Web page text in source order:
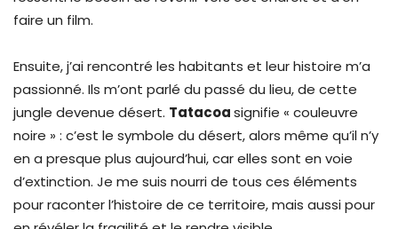
faire un film.
Ensuite, j’ai rencontré les habitants et leur histoire m’a
passionné. Ils m’ont parlé du passé du lieu, de cette
jungle devenue désert. Tatacoasignifie « couleuvre
noire » : c’est le symbole du désert, alors même qu’il n’y
en a presque plus aujourd’hui, car elles sont en voie
d’extinction. Je me suis nourri de tous ces éléments
pour raconter l’histoire de ce territoire, mais aussi pour